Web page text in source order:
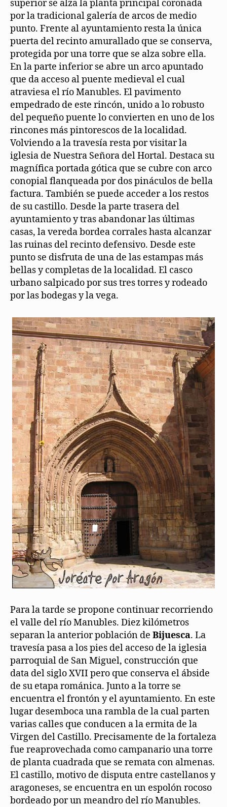
superior se alza la planta principal coronada
por la tradicional galería de arcos de medio
punto. Frente al ayuntamiento resta la única
puerta del recinto amurallado que se conserva,
protegida por una torre que se alza sobre ella.
En la parte inferior se abre un arco apuntado
que da acceso al puente medieval el cual
atraviesa el río Manubles. El pavimento
empedrado de este rincón, unido a lo robusto
del pequeño puente lo convierten en uno de los
rincones más pintorescos de la localidad.
Volviendo a la travesía resta por visitar la
iglesia de Nuestra Señora del Hortal. Destaca su
magnífica portada gótica que se cubre con arco
conopial flanqueada por dos pináculos de bella
factura. También se puede acceder a los restos
de su castillo. Desde la parte trasera del
ayuntamiento y tras abandonar las últimas
casas, la vereda bordea corrales hasta alcanzar
las ruinas del recinto defensivo. Desde este
punto se disfruta de una de las estampas más
bellas y completas de la localidad. El casco
urbano salpicado por sus tres torres y rodeado
por las bodegas y la vega.
Para la tarde se propone continuar recorriendo
el valle del río Manubles. Diez kilómetros
separan la anterior población de Bijuesca. La
travesía pasa a los pies del acceso de la iglesia
parroquial de San Miguel, construcción que
data del siglo XVII pero que conserva el ábside
de su etapa románica. Junto a la torre se
encuentra el frontón y el ayuntamiento. En este
lugar desemboca una rambla de la cual parten
varias calles que conducen a la ermita de la
Virgen del Castillo. Precisamente de la fortaleza
fue reaprovechada como campanario una torre
de planta cuadrada que se remata con almenas.
El castillo, motivo de disputa entre castellanos y
aragoneses, se encuentra en un espolón rocoso
bordeado por un meandro del río Manubles.